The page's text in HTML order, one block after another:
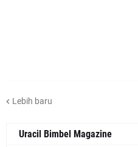
Lebih baru
Uracil Bimbel Magazine